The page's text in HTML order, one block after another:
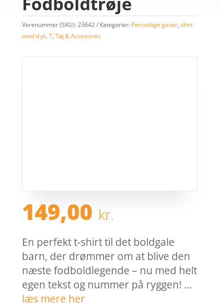
Varenummer (SKU):23642 Kategorier: Personlige gaver, shirt
med tryk, T, Tøj & Accesories
149,00 kr.
En perfekt t-shirt til det boldgale
barn, der drømmer om at blive den
næste fodboldlegende – nu med helt
egen tekst og nummer på ryggen! …
læs mere her